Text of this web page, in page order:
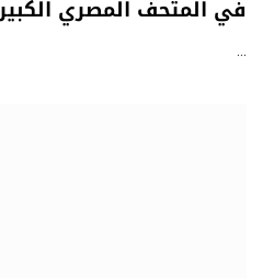
في المتحف المصري
…